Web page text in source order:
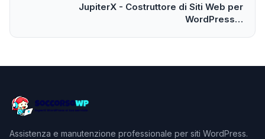
JupiterX - Costruttore di Siti Web per
WordPress…
Assistenza e manutenzione professionale per siti WordPress.